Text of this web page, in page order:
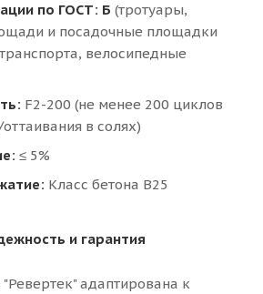
по ГОСТ: Б (тротуары,
и посадочные площадки
велосипедные
F2-200 (не менее 200 циклов
в солях)
≤ 5%
Класс бетона В25
и гарантия
адаптирована к